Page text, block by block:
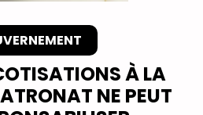
À LA
NE PEUT